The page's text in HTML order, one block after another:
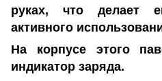
руках, что делает
активного
На корпусе этого
индикатор заряда.